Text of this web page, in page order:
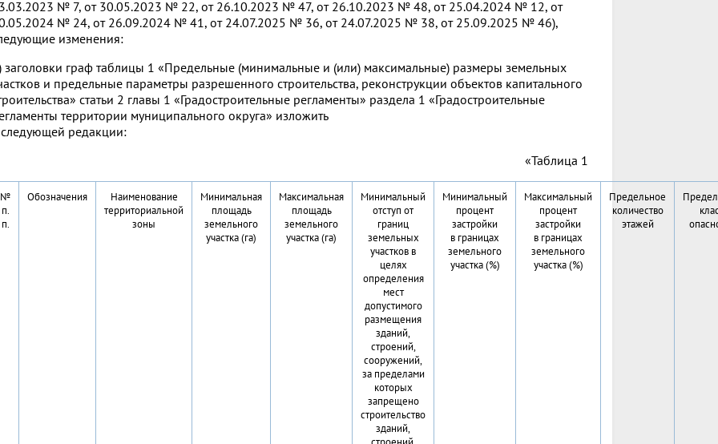
№ 7, от 30.05.2023 № 22, от 26.10.2023 № 47, от 26.10.2023 № 48, от 25.04.2024 № 12, от
№ 24, от 26.09.2024 № 41, от 24.07.2025 № 36, от 24.07.2025 № 38, от 25.09.2025 № 46),
изменения:
заголовки граф таблицы 1 «Предельные (минимальные и (или) максимальные) размеры земельных
и предельные параметры разрешенного строительства, реконструкции объектов капитального
статьи 2 главы 1 «Градостроительные регламенты» раздела 1 «Градостроительные
территории муниципального округа» изложить
редакции:
«Таблица 1
№
п.
п.
Обозначения
Наименование
территориальной
зоны
Минимальная
площадь
земельного
участка (га)
Максимальная
площадь
земельного
участка (га)
Минимальный
отступ от
границ
земельных
участков в
целях
определения
мест
допустимого
размещения
зданий,
строений,
сооружений,
за пределами
которых
запрещено
строительство
зданий,
Минимальный
процент
застройки
в границах
земельного
участка (%)
Максимальный
процент
застройки
в границах
земельного
участка (%)
Предельное
количество
этажей